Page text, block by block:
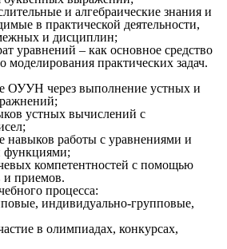
и алгебраические знания и
в практической деятельности,
и дисциплин;
уравнений – как основное средство
моделирования практических задач.
ОУУН через выполнение устных и
устных вычислений с
навыков работы с уравнениями и
функциями;
компетентностей с помощью
и приемов.
процесса:
индивидуально-групповые,
в олимпиадах, конкурсах,